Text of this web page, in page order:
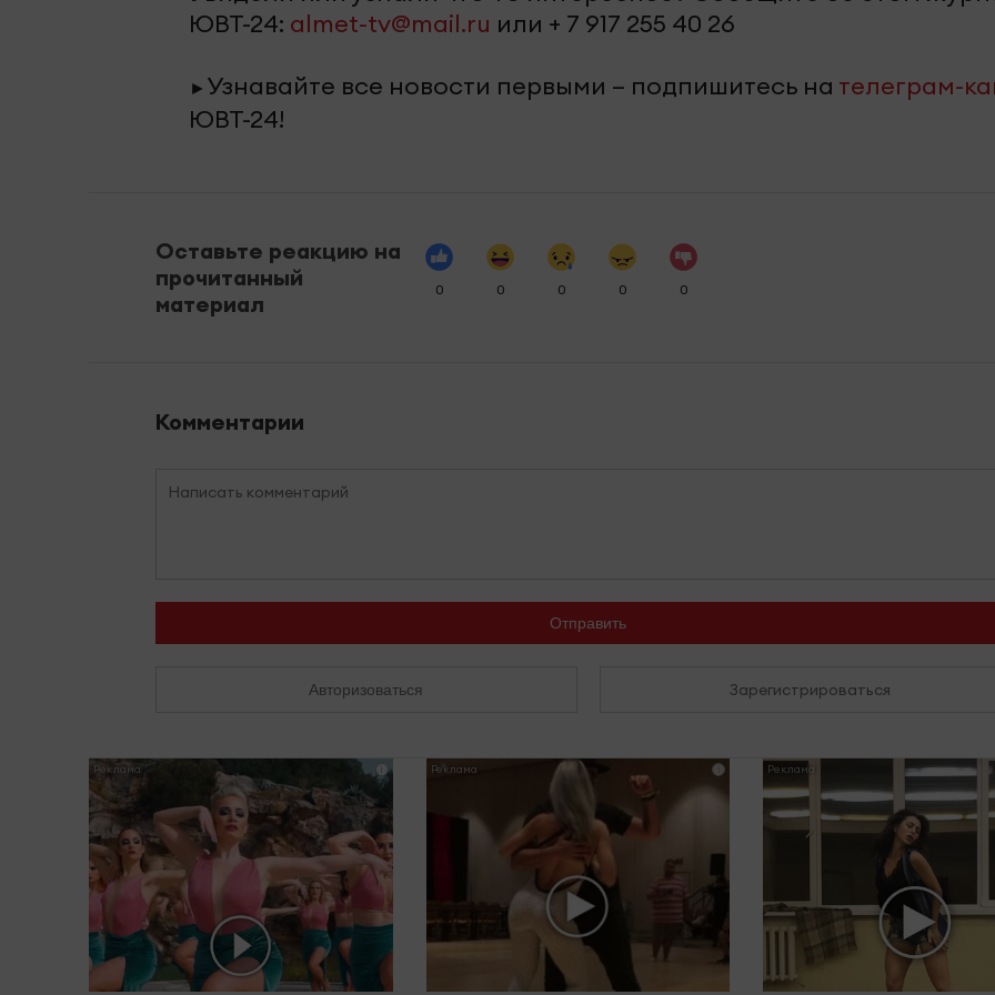
ЮВТ-24: almet-tv@mail.ru или + 7 917 255 40 26
► Узнавайте все новости первыми – подпишитесь на телеграм-
ЮВТ-24!
Оставьте реакцию на
прочитанный
материал
0 0 0 0 0
Комментарии
Отправить
Авторизоваться Зарегистрироваться